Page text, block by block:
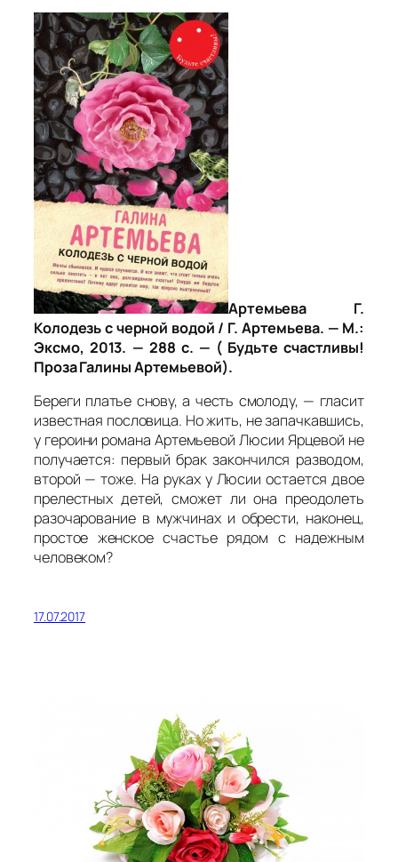
Артемьева Г.
Колодезь с черной водой / Г. Артемьева. — М.:
Эксмо, 2013. — 288 с. — ( Будьте счастливы!
Проза Галины Артемьевой).
Береги платье снову, а честь смолоду, — гласит
известная пословица. Но жить, не запачкавшись,
у героини романа Артемьевой Люсии Ярцевой не
получается: первый брак закончился разводом,
второй — тоже. На руках у Люсии остается двое
прелестных детей, сможет ли она преодолеть
разочарование в мужчинах и обрести, наконец,
простое женское счастье рядом с надежным
человеком?
17.07.2017